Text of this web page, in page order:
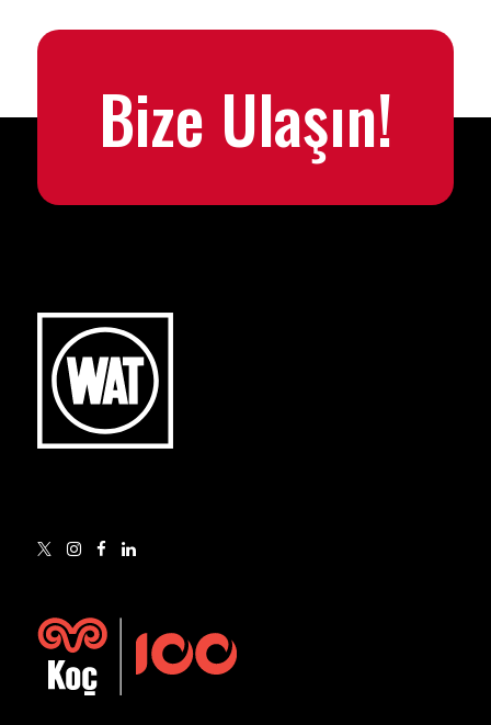
Bize Ulaşın!